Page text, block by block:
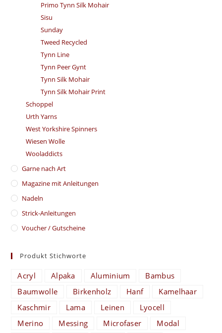
Primo Tynn Silk Mohair
Sisu
Sunday
Tweed Recycled
Tynn Line
Tynn Peer Gynt
Tynn Silk Mohair
Tynn Silk Mohair Print
Schoppel
Urth Yarns
West Yorkshire Spinners
Wiesen Wolle
Wooladdicts
Garne nach Art
Magazine mit Anleitungen
Nadeln
Strick-Anleitungen
Voucher / Gutscheine
Produkt Stichworte
Acryl Alpaka Aluminium
Bambus
Baumwolle
Birkenholz Hanf
Kamelhaar
Kaschmir
Lama Leinen
Lyocell
Merino
Messing Microfaser
Modal